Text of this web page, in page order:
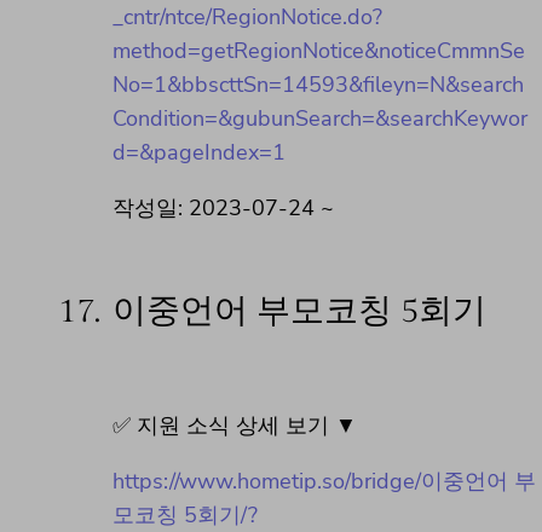
_cntr/ntce/RegionNotice.do?
method=getRegionNotice&noticeCmmnSe
No=1&bbscttSn=14593&fileyn=N&search
Condition=&gubunSearch=&searchKeywor
d=&pageIndex=1
작성일: 2023-07-24 ~
17. 이중언어 부모코칭 5회기
✅ 지원 소식 상세 보기 ▼
https://www.hometip.so/bridge/이중언어 부
모코칭 5회기/?